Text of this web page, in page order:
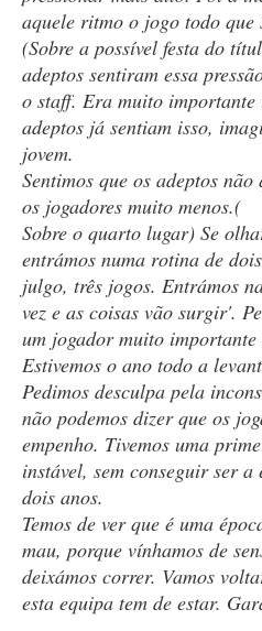
aquele ritmo o jogo todo que
(Sobre a possível festa do
adeptos sentiram essa
o staff. Era muito importante
adeptos já sentiam isso,
jovem.
Sentimos que os adeptos
os jogadores muito menos.(
Sobre o quarto lugar) Se
entrámos numa rotina de
julgo, três jogos. Entrámos
vez e as coisas vão surgir'.
um jogador muito
Estivemos o ano todo a
Pedimos desculpa pela
não podemos dizer que os
empenho. Tivemos uma
instável, sem conseguir ser
dois anos.
Temos de ver que é uma
mau, porque vínhamos de
deixámos correr. Vamos
esta equipa tem de estar.